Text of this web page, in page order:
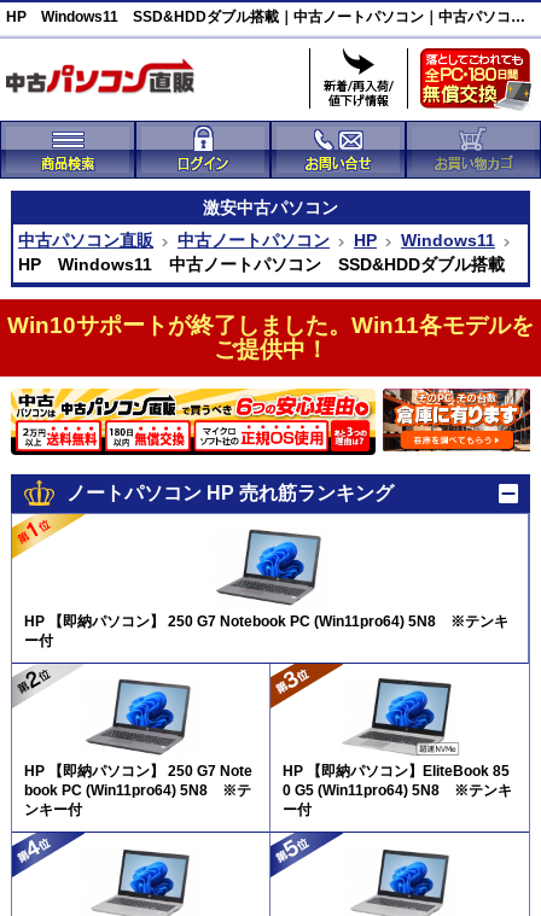
HP Windows11 SSD&HDDダブル搭載｜中古ノートパソコン｜中古パソコン直販
激安中古パソコン
中古パソコン直販
中古ノートパソコン HP
Windows11
HP Windows11 中古ノートパソコン SSD&HDDダブル搭載
Win10サポートが終了しました。Win11各モデルを
ご提供中！
ノートパソコン HP 売れ筋ランキング
HP 【即納パソコン】 250 G7 Notebook PC (Win11pro64) 5N8 ※テンキ
ー付
HP 【即納パソコン】 250 G7 Note
book PC (Win11pro64) 5N8 ※テ
ンキー付
HP 【即納パソコン】EliteBook 85
0 G5 (Win11pro64) 5N8 ※テンキ
ー付